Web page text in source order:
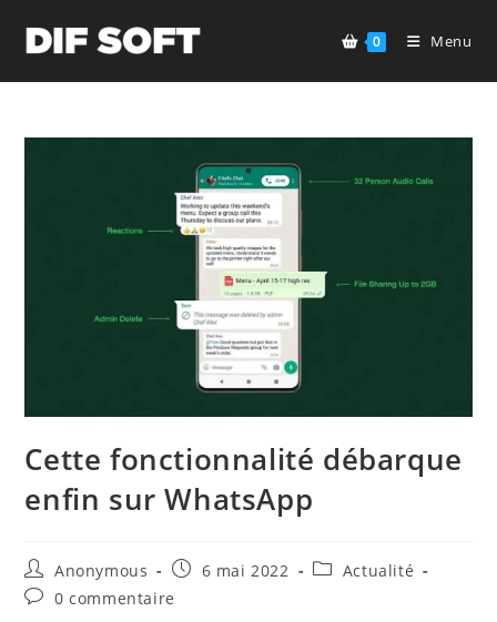
0 Menu
Cette fonctionnalité débarque
enfin sur WhatsApp
Auteur/autrice
de
la
Anonymous
Publication
6 mai 2022
PostActualité
Commentaires
0 commentaire